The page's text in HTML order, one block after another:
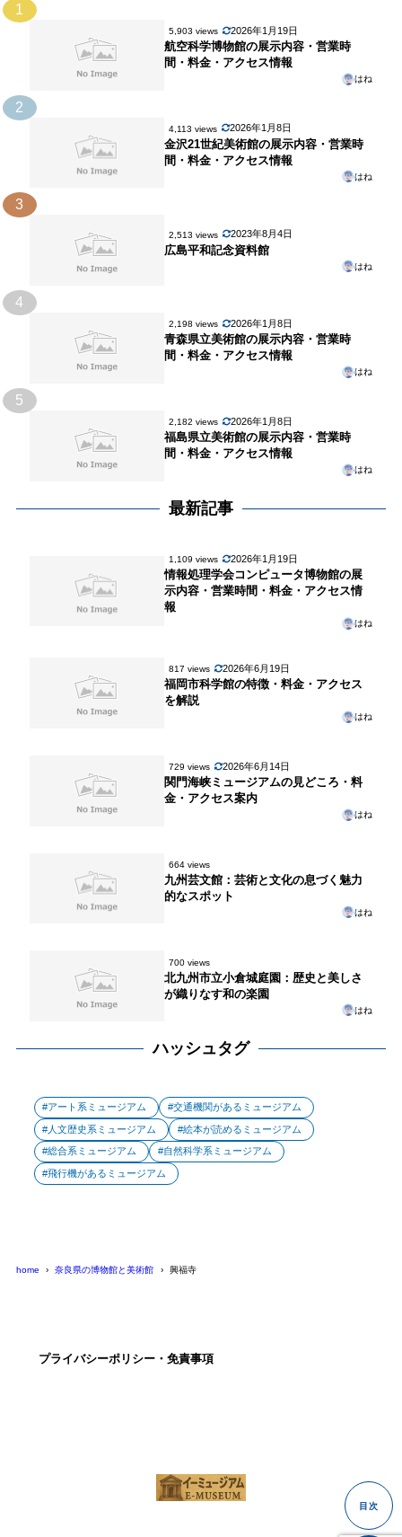
1
5,903 views 2026年1月19日
航空科学博物館の展示内容・営業時
間・料金・アクセス情報
はね
2
4,113 views 2026年1月8日
金沢21世紀美術館の展示内容・営業時
間・料金・アクセス情報
はね
3
2,513 views 2023年8月4日
広島平和記念資料館
はね
4
2,198 views 2026年1月8日
青森県立美術館の展示内容・営業時
間・料金・アクセス情報
はね
5
2,182 views 2026年1月8日
福島県立美術館の展示内容・営業時
間・料金・アクセス情報
はね
最新記事
1,109 views 2026年1月19日
情報処理学会コンピュータ博物館の展
示内容・営業時間・料金・アクセス情
報
はね
817 views 2026年6月19日
福岡市科学館の特徴・料金・アクセス
を解説
はね
729 views 2026年6月14日
関門海峡ミュージアムの見どころ・料
金・アクセス案内
はね
664 views
九州芸文館：芸術と文化の息づく魅力
的なスポット
はね
700 views
北九州市立小倉城庭園：歴史と美しさ
が織りなす和の楽園
はね
ハッシュタグ
アート系ミュージアム 交通機関があるミュージアム
人文歴史系ミュージアム 絵本が読めるミュージアム
総合系ミュージアム 自然科学系ミュージアム
飛行機があるミュージアム
home 奈良県の博物館と美術館 興福寺
プライバシーポリシー・免責事項